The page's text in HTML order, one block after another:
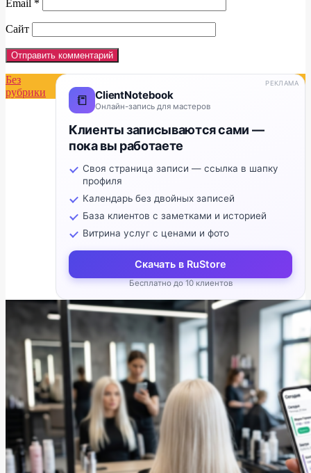
Email *
Сайт
📒 ClientNotebook
Онлайн-запись для мастеров
Клиенты записываются сами —
пока вы работаете
Своя страница записи — ссылка в шапку
профиля
Календарь без двойных записей
База клиентов с заметками и историей
Витрина услуг с ценами и фото
Скачать в RuStore
Бесплатно до 10 клиентов
РЕКЛАМА
Без
рубрики